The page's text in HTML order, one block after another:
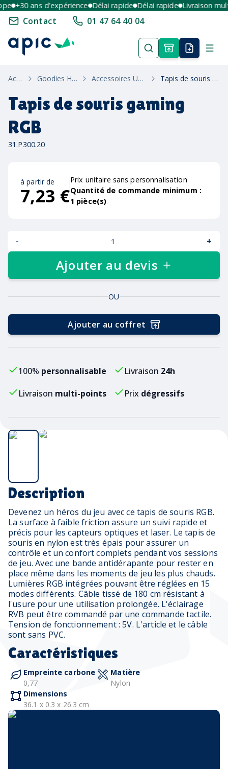
+30 ans d'expérience Délai rapide Délai rapide Livraison multi-
Contact 01 47 64 40 04
Accueil Goodies High-Tech Accessoires Usb Et Souris Tapis de souris gaming RGB
Description
Devenez un héros du jeu avec ce tapis de souris RGB.
La surface à faible friction assure un suivi rapide et
précis pour les capteurs optiques et laser. Le tapis de
souris en nylon est très épais pour assurer un
contrôle et un confort complets pendant vos sessions
de jeu. Avec une bande antidérapante pour rester en
place même dans les moments de jeu les plus chauds.
Lumières RGB intégrées pouvant être réglées en 15
modes différents. Câble tissé de 180 cm résistant à
l'usure pour une utilisation prolongée. L'éclairage
RVB peut être commandé par une commande tactile.
Tension de fonctionnement : 5V. L'article et le câble
sont sans PVC.
Caractéristiques
Empreinte carbone
0,77
Matière
Nylon
Dimensions
36.1 x 0.3 x 26.3 cm
Tapis de souris gaming
RGB
31.P300.20
à partir de
7,23 €
Prix unitaire sans personnalisation
Quantité de commande minimum :
1 pièce(s)
- +
Ajouter au devis
OU
Ajouter au coffret
100% personnalisable Livraison 24h
Livraison multi-points Prix dégressifs